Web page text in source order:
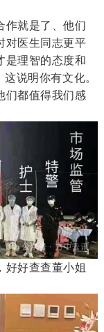
作就是了、他们
对医生同志更平
理智的态度和
说明你有文化。
们都值得我们感
好好查查董小姐